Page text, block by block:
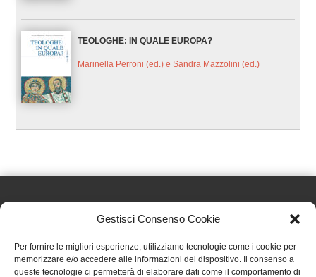
Gestisci Consenso Cookie
Per fornire le migliori esperienze, utilizziamo tecnologie come i cookie per
memorizzare e/o accedere alle informazioni del dispositivo. Il consenso a
queste tecnologie ci permetterà di elaborare dati come il comportamento di
TEOLOGHE: IN QUALE EUROPA?
Marinella Perroni (ed.) e Sandra Mazzolini (ed.)
Effatà Editrice di Pellegrino Paolo SAS
C.F. e P.IVA 09655250018